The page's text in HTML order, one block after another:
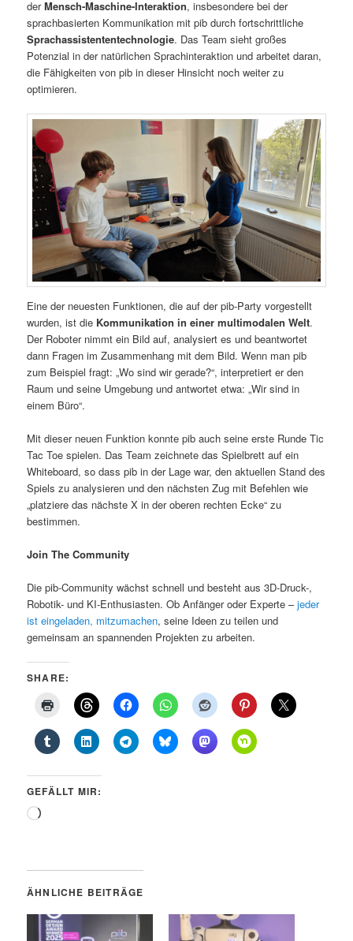
derMensch-Maschine-Interaktion, insbesondere bei der
sprachbasierten Kommunikation mit pib durch fortschrittliche
Sprachassistententechnologie. Das Team sieht großes
Potenzial in der natürlichen Sprachinteraktion und arbeitet daran,
die Fähigkeiten von pib in dieser Hinsicht noch weiter zu
optimieren.
Eine der neuesten Funktionen, die auf der pib-Party vorgestellt
wurden, ist die Kommunikation in einer multimodalen Welt.
Der Roboter nimmt ein Bild auf, analysiert es und beantwortet
dann Fragen im Zusammenhang mit dem Bild. Wenn man pib
zum Beispiel fragt: „Wo sind wir gerade?“, interpretiert er den
Raum und seine Umgebung und antwortet etwa: „Wir sind in
einem Büro“.
Mit dieser neuen Funktion konnte pib auch seine erste Runde Tic
Tac Toe spielen. Das Team zeichnete das Spielbrett auf ein
Whiteboard, so dass pib in der Lage war, den aktuellen Stand des
Spiels zu analysieren und den nächsten Zug mit Befehlen wie
„platziere das nächste X in der oberen rechten Ecke“ zu
bestimmen.
Join The Community
Die pib-Community wächst schnell und besteht aus 3D-Druck-,
Robotik- und KI-Enthusiasten. Ob Anfänger oder Experte –jeder
ist eingeladen, mitzumachen, seine Ideen zu teilen und
gemeinsam an spannenden Projekten zu arbeiten.
SHARE:
GEFÄLLT MIR:
Wird
ÄHNLICHE BEITRÄGE